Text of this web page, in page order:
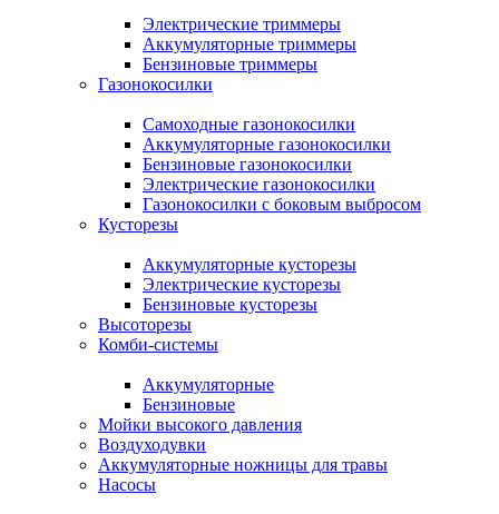
Электрические триммеры
Аккумуляторные триммеры
Бензиновые триммеры
Газонокосилки
Самоходные газонокосилки
Аккумуляторные газонокосилки
Бензиновые газонокосилки
Электрические газонокосилки
Газонокосилки с боковым выбросом
Кусторезы
Аккумуляторные кусторезы
Электрические кусторезы
Бензиновые кусторезы
Высоторезы
Комби-системы
Аккумуляторные
Бензиновые
Мойки высокого давления
Воздуходувки
Аккумуляторные ножницы для травы
Насосы